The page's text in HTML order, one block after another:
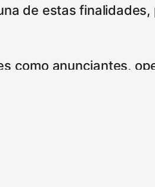
de estas
como anunciantes,